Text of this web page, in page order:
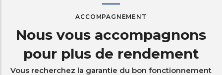
ACCOMPAGNEMENT
Nous vous accompagnons
pour plus de rendement
Vous recherchez la garantie du bon fonctionnement